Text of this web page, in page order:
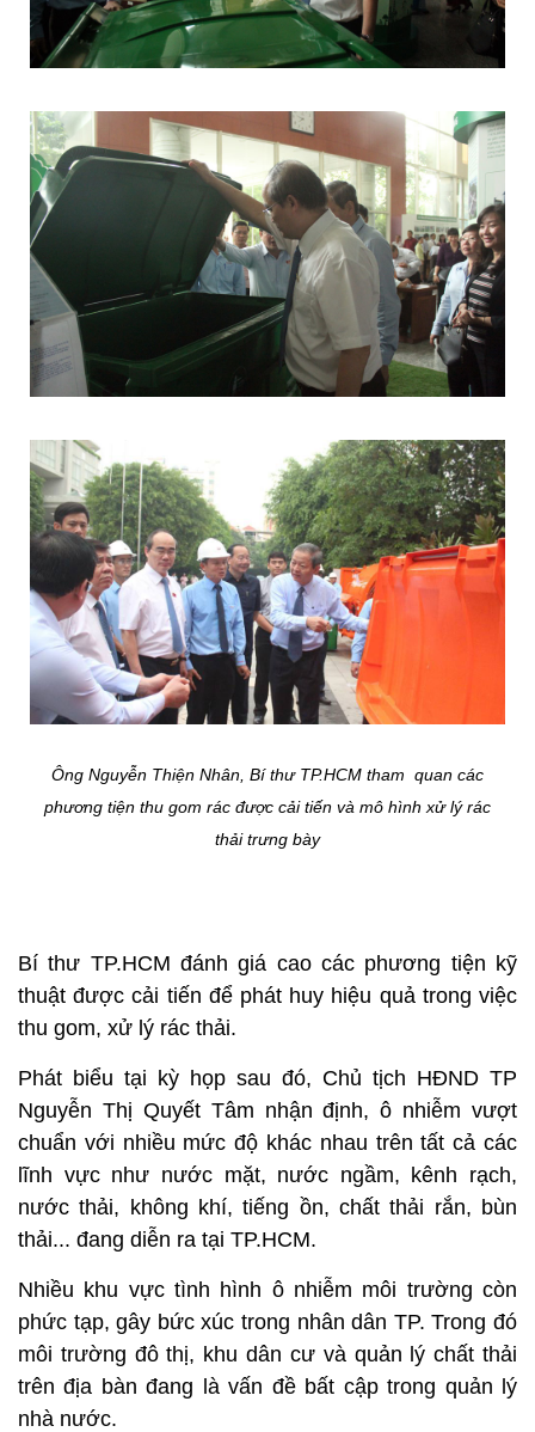
Ông Nguyễn Thiện Nhân, Bí thư TP.HCM tham quan các
phương tiện thu gom rác được cải tiến và mô hình xử lý rác
thải trưng bày
Bí thư TP.HCM đánh giá cao các phương tiện kỹ
thuật được cải tiến để phát huy hiệu quả trong việc
thu gom, xử lý rác thải.
Phát biểu tại kỳ họp sau đó, Chủ tịch HĐND TP
Nguyễn Thị Quyết Tâm nhận định, ô nhiễm vượt
chuẩn với nhiều mức độ khác nhau trên tất cả các
lĩnh vực như nước mặt, nước ngầm, kênh rạch,
nước thải, không khí, tiếng ồn, chất thải rắn, bùn
thải... đang diễn ra tại TP.HCM.
Nhiều khu vực tình hình ô nhiễm môi trường còn
phức tạp, gây bức xúc trong nhân dân TP. Trong đó
môi trường đô thị, khu dân cư và quản lý chất thải
trên địa bàn đang là vấn đề bất cập trong quản lý
nhà nước.